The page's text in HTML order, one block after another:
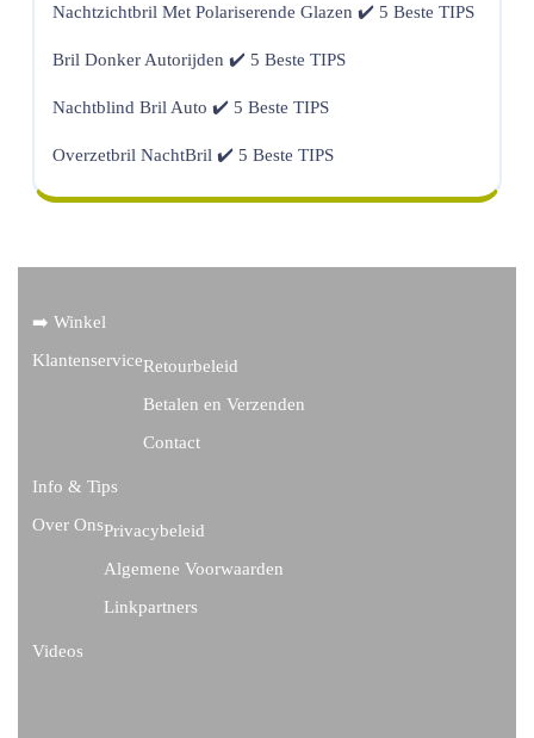
Nachtzichtbril Met Polariserende Glazen ✔️ 5 Beste TIPS
Bril Donker Autorijden ✔️ 5 Beste TIPS
Nachtblind Bril Auto ✔️ 5 Beste TIPS
Overzetbril NachtBril ✔️ 5 Beste TIPS
➡️ Winkel
KlantenserviceRetourbeleid
Betalen en Verzenden
Contact
Info & Tips
Over OnsPrivacybeleid
Algemene Voorwaarden
Linkpartners
Videos